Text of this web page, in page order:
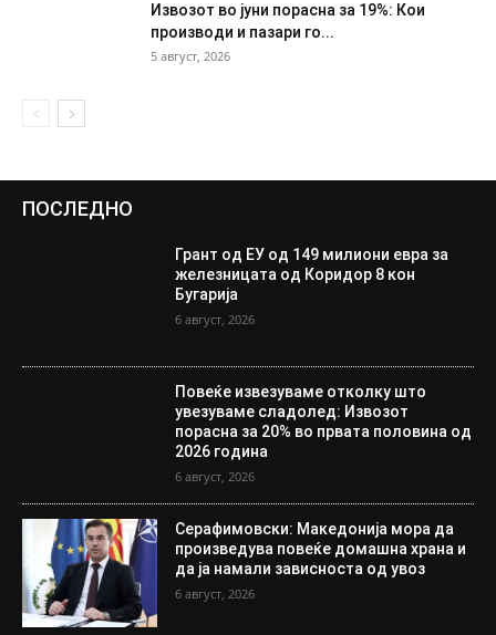
Извозот во јуни порасна за 19%: Кои
производи и пазари го...
5 август, 2026
ПОСЛЕДНО
Грант од ЕУ од 149 милиони евра за
железницата од Коридор 8 кон
Бугарија
6 август, 2026
Повеќе извезуваме отколку што
увезуваме сладолед: Извозот
порасна за 20% во првата половина од
2026 година
6 август, 2026
Серафимовски: Македонија мора да
произведува повеќе домашна храна и
да ја намали зависноста од увоз
6 август, 2026